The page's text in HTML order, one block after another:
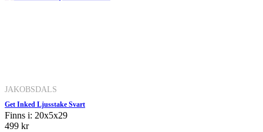
JAKOBSDALS
Get Inked Ljusstake Svart
Finns i: 20x5x29
499 kr